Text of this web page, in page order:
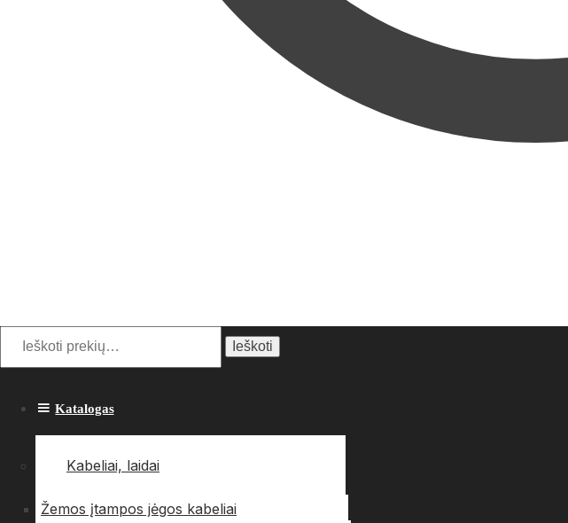
Ieškoti:
Ieškoti
Katalogas
Kabeliai, laidai
Žemos įtampos jėgos kabeliai